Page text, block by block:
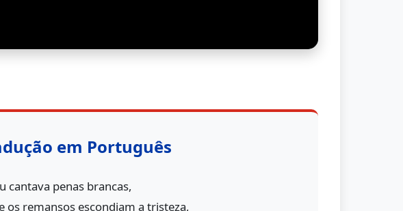
em Português
cantava penas brancas,
os remansos escondiam a tristeza,